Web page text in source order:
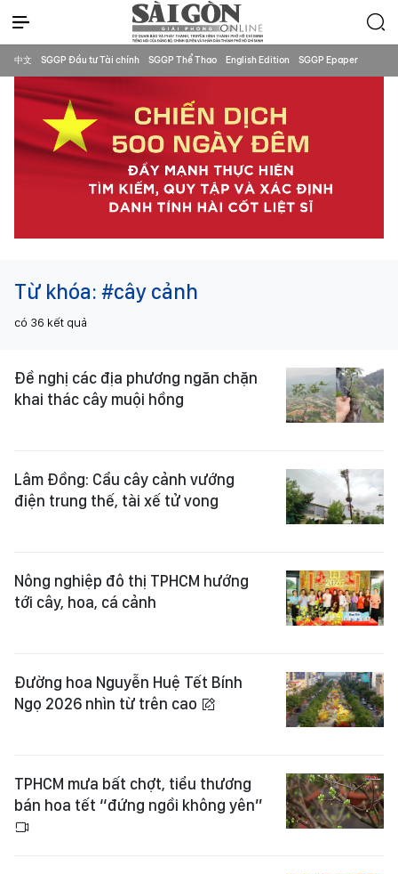
中文 SGGP Đầu tư Tài chính SGGP Thể Thao English Edition SGGP Epaper
Từ khóa: #cây cảnh
có 36 kết quả
Đề nghị các địa phương ngăn chặn
khai thác cây muội hồng
Lâm Đồng: Cẩu cây cảnh vướng
điện trung thế, tài xế tử vong
Nông nghiệp đô thị TPHCM hướng
tới cây, hoa, cá cảnh
Đường hoa Nguyễn Huệ Tết Bính
Ngọ 2026 nhìn từ trên cao
TPHCM mưa bất chợt, tiểu thương
bán hoa tết “đứng ngồi không yên”